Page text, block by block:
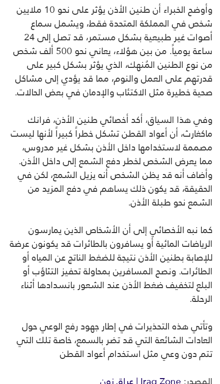
وأوضح الخبراء أن طنين الأذن يؤثر على نحو 10 ملايين
شخص في المملكة المتحدة فقط، ويشمل سماع
أصوات غير طبيعية بشكل مستمر، قد تصل إلى 24
ساعة يومياً. من بين هؤلاء، يعاني نحو 500 ألف شخص
من نوع الطنين المُنهك، الذي يؤثر بشكل كبير على
قدرتهم على العمل والنوم، مما قد يؤدي إلى مشاكل
صحية خطيرة مثل الاكتئاب والإدمان في بعض الحالات.
وفي هذا السياق، أكد أخصائي طنين الأذن، فرانك
ماكغارث، أن أعواد القطن تشكل خطراً كبيراً لأنها ليست
مصممة لاستخدامها داخل الأذن بشكل غير مدروس،
مما يعرض الشخص لخطر دفع الشمع إلى داخل الأذن.
وأضاف أنه قد يظن الشخص أنه يزيل الشمع، لكن في
الحقيقة، قد يكون ذلك يساهم في دفع المزيد من
الشمع نحو طبلة الأذن.
كما نبه الأخصائي إلى أن الأشخاص الذين يمارسون
الرياضات المائية أو يسافرون بالطائرات قد يكونون عرضة
للإصابة بطنين الأذن نتيجة للضغط الناتج عن المياه أو
الطائرات. ونصح المسافرين بمحاولة تحفيز التثاؤب أو
البلع لتخفيف ضغط الأذن عند الشعور بانسدادها أثناء
الرحلة.
وتأتي هذه التحذيرات في إطار جهود رفع الوعي حول
العادات الشائعة التي قد تضر بالسمع، خاصة تلك التي
تتم دون وعي مثل استخدام أعواد القطن